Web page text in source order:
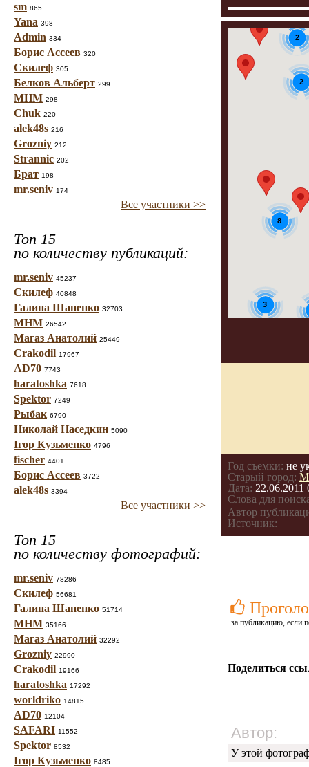
sm 865
Yana 398
Admin 334
Борис Ассеев 320
Скилеф 305
Белков Альберт 299
МНМ 298
Chuk 220
alek48s 216
Grozniy 212
Strannic 202
Брат 198
mr.seniv 174
Все участники >>
Топ 15
по количеству публикаций:
mr.seniv 45237
Скилеф 40848
Галина Шаненко 32703
МНМ 26542
Магаз Анатолий 25449
Crakodil 17967
AD70 7743
haratoshka 7618
Spektor 7249
Рыбак 6790
Николай Наседкин 5090
Ігор Кузьменко 4796
fischer 4401
Борис Ассеев 3722
alek48s 3394
Все участники >>
Топ 15
по количеству фотографий:
mr.seniv 78286
Скилеф 56681
Галина Шаненко 51714
МНМ 35166
Магаз Анатолий 32292
Grozniy 22990
Crakodil 19166
haratoshka 17292
worldriko 14815
AD70 12104
SAFARI 11552
Spektor 8532
Ігор Кузьменко 8485
8
2
3
2
Год съемки: не
Старый город:
Дата: 22.06.2011
Слова для
Автор
Источник:
за публикацию, если
Поделиться
Автор:
У этой